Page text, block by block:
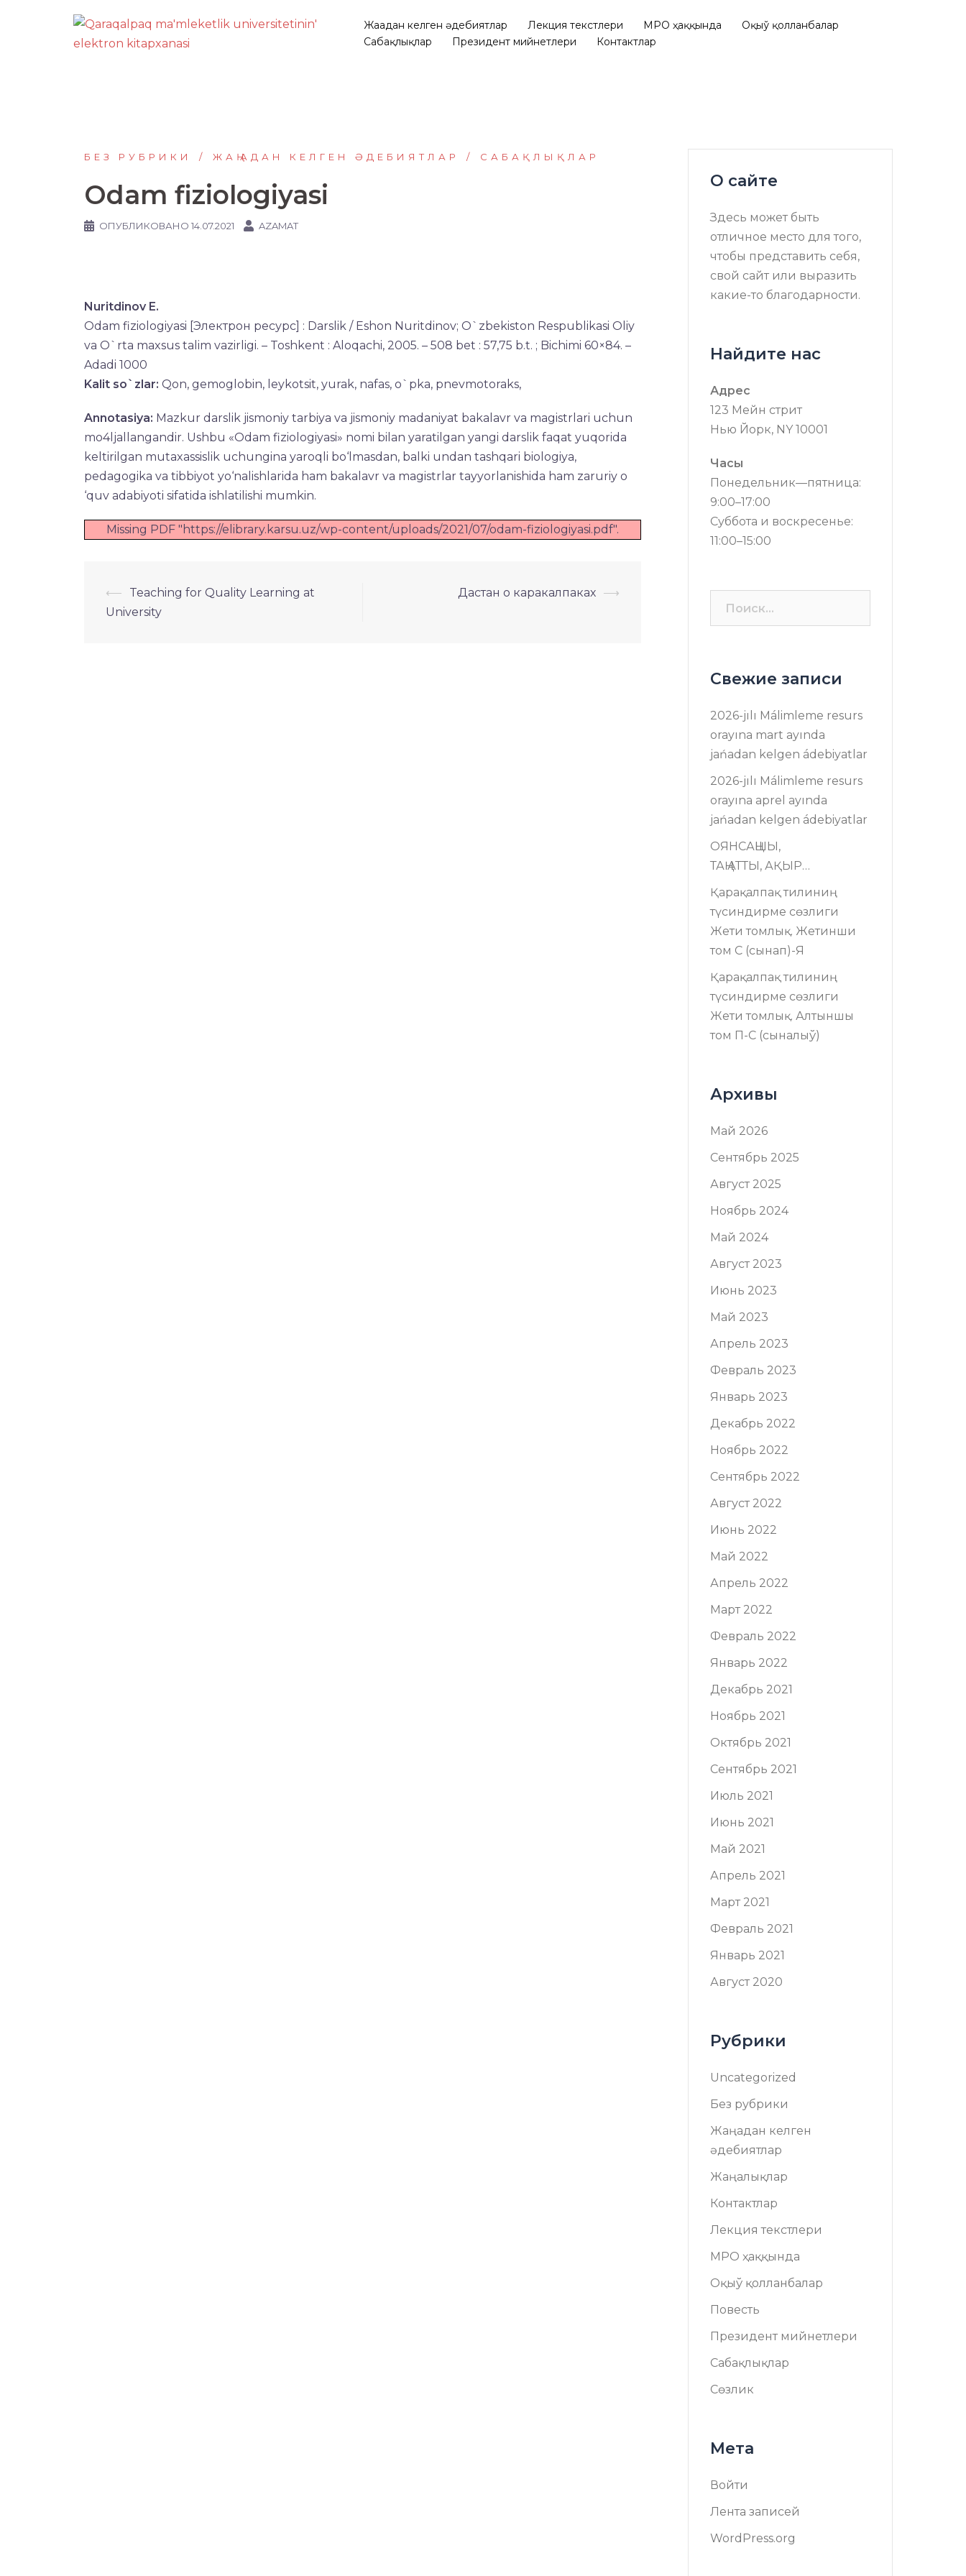
содержимому
Жаңадан келген әдебиятлар Лекция текстлери МРО ҳаққында
Оқыў қолланбалар
Сабақлықлар
Президент мийнетлери Контактлар
БЕЗ РУБРИКИ ЖАҢАДАН КЕЛГЕН ӘДЕБИЯТЛАР САБАҚЛЫҚЛАР
Odam fiziologiyasi
ОПУБЛИКОВАНО 14.07.2021 AZAMAT
Nuritdinov E.
Odam fiziologiyasi [Электрон ресурс] : Darslik / Eshon Nuritdinov; O`zbekiston Respublikasi Oliy
va O`rta maxsus talim vazirligi. – Toshkent : Aloqachi, 2005. – 508 bet : 57,75 b.t. ; Bichimi 60×84. –
Adadi 1000
Kalit so`zlar: Qon, gemoglobin, leykotsit, yurak, nafas, o`pka, pnevmotoraks,
Annotasiya: Mazkur darslik jismoniy tarbiya va jismoniy madaniyat bakalavr va magistrlari uchun
mo4ljallangandir. Ushbu «Odam fiziologiyasi» nomi bilan yaratilgan yangi darslik faqat yuqorida
keltirilgan mutaxassislik uchungina yaroqli bo‘lmasdan, balki undan tashqari biologiya,
pedagogika va tibbiyot yo‘nalishlarida ham bakalavr va magistrlar tayyorlanishida ham zaruriy o
‘quv adabiyoti sifatida ishlatilishi mumkin.
Missing PDF "https://elibrary.karsu.uz/wp-content/uploads/2021/07/odam-fiziologiyasi.pdf".
Навигация
⟵
Teaching for Quality Learning at
University
Дастан о каракалпаках ⟶
О сайте
Здесь может быть
отличное место для того,
чтобы представить себя,
свой сайт или выразить
какие-то благодарности.
Найдите нас
Адрес
123 Мейн стрит
Нью Йорк, NY 10001
Часы
Понедельник—пятница:
9:00–17:00
Суббота и воскресенье:
11:00–15:00
Свежие записи
2026-jılı Málimleme resurs
оrayına mart ayında
jańadan kelgen ádebiyatlar
2026-jılı Málimleme resurs
оrayına aprel ayında
jańadan kelgen ádebiyatlar
ОЯНСАҢШЫ,
ТАҢ АТТЫ, АҚЫР…
Қарақалпақ тилиниң
түсиндирме сөзлиги
Жети томлық. Жетинши
том C (сынап)-Я
Қарақалпақ тилиниң
түсиндирме сөзлиги
Жети томлық. Алтыншы
том П-C (сыналыў)
Архивы
Май 2026
Сентябрь 2025
Август 2025
Ноябрь 2024
Май 2024
Август 2023
Июнь 2023
Май 2023
Апрель 2023
Февраль 2023
Январь 2023
Декабрь 2022
Ноябрь 2022
Сентябрь 2022
Август 2022
Июнь 2022
Май 2022
Апрель 2022
Март 2022
Февраль 2022
Январь 2022
Декабрь 2021
Ноябрь 2021
Октябрь 2021
Сентябрь 2021
Июль 2021
Июнь 2021
Май 2021
Апрель 2021
Март 2021
Февраль 2021
Январь 2021
Август 2020
Рубрики
Uncategorized
Без рубрики
Жаңадан келген
әдебиятлар
Жаңалықлар
Контактлар
Лекция текстлери
МРО ҳаққында
Оқыў қолланбалар
Повесть
Президент мийнетлери
Сабақлықлар
Сөзлик
Мета
Войти
Лента записей
WordPress.org